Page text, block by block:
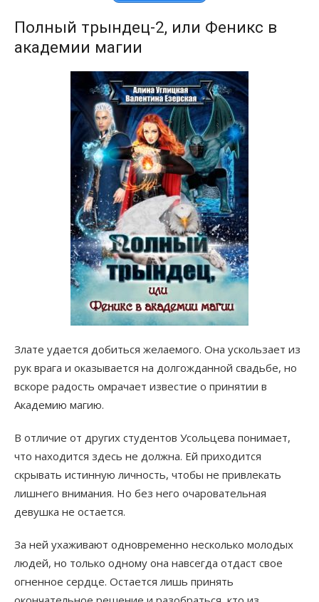
Полный трындец-2, или Феникс в
академии магии
Злате удается добиться желаемого. Она ускользает из
рук врага и оказывается на долгожданной свадьбе, но
вскоре радость омрачает известие о принятии в
Академию магию.
В отличие от других студентов Усольцева понимает,
что находится здесь не должна. Ей приходится
скрывать истинную личность, чтобы не привлекать
лишнего внимания. Но без него очаровательная
девушка не остается.
За ней ухаживают одновременно несколько молодых
людей, но только одному она навсегда отдаст свое
огненное сердце. Остается лишь принять